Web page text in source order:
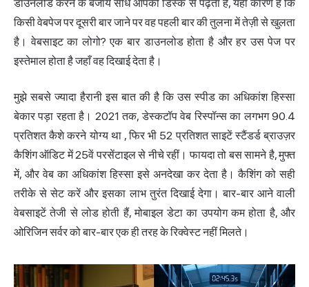
डाउनलोड करने के बजाय सीधे आपकी डिस्क से पढ़ता है, यही कारण है कि
किसी वेबपेज पर दूसरी बार जाने पर वह पहली बार की तुलना में तेज़ी से खुलता
है। वेबसाइट का लोगो? एक बार डाउनलोड होता है और हर उस पेज पर
इस्तेमाल होता है जहाँ वह दिखाई देता है।
मुझे सबसे ज्यादा हैरानी इस बात की है कि उस स्पीड का अधिकांश हिस्सा
बेकार पड़ा रहता है। 2021 तक,डेस्कटॉप वेब रिस्पॉन्स का लगभग 90.4
प्रतिशत कैशे करने योग्य था, फिर भी 52 प्रतिशत साइटें स्टैंडर्ड ब्राउज़र
कैशिंग ऑडिट में 25वें परसेंटाइल से नीचे रहीं। फायदा तो बस सामने है, मुफ्त
में, और वेब का अधिकांश हिस्सा इसे अनदेखा कर देता है। कैशिंग को सही
तरीके से सेट करें और इसका लाभ तुरंत दिखाई देगा। बार-बार आने वाली
वेबसाइटें तेजी से लोड होती हैं, मोबाइल डेटा का उपयोग कम होता है, और
ओरिजिन सर्वर को बार-बार एक ही तरह के रिक्वेस्ट नहीं मिलते।